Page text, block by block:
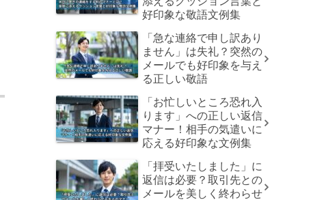
好印象な敬語文例集
「急な連絡で申し訳あり
ません」は失礼？突然の
メールでも好印象を与え
る正しい敬語
「お忙しいところ恐れ入
ります」への正しい返信
マナー！相手の気遣いに
応える好印象な文例集
「拝受いたしました」に
返信は必要？取引先との
メールを美しく終わらせ